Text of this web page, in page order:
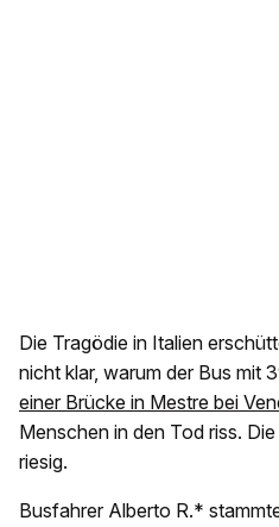
Die Tragödie in Italien
nicht klar, warum der Bus mit
einer Brücke in Mestre bei
Menschen in den Tod riss.
riesig.
Busfahrer Alberto R.*